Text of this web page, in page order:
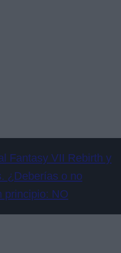
Fantasy VII Rebirth y
¿Deberías o no
principio: NO